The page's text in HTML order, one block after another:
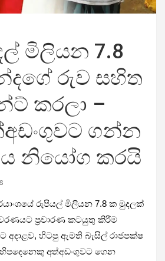
මිලියන 7.8
රුව සහිත
කරලා –
ගන්න
නියෝග කරයි
රුපියල් මිලියන 7.8 ක මුදලක්
ප්‍රචාරණ කටයුතු කිරීම
හිටපු ඇමති බැසිල් රාජපක්ෂ
අත්අඩංගුවට ගෙන